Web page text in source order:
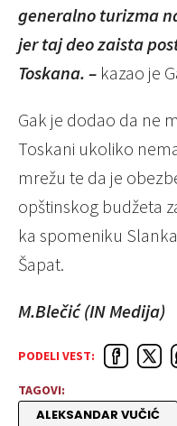
generalno turizma
jer taj deo zaista
Toskana. – kazao je
Gak je dodao da ne
Toskani ukoliko
mrežu te da je
opštinskog budžeta
ka spomeniku
Šapat.
M.Blečić (IN Medija)
PODELI VEST:
TAGOVI:
ALEKSANDAR VUČIĆ